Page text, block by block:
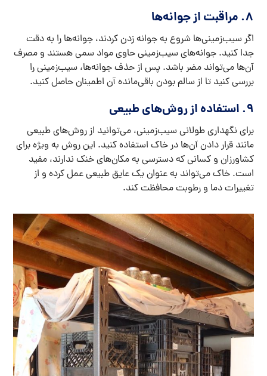
8. مراقبت از جوانه‌ها
اگر سیب‌زمینی‌ها شروع به جوانه زدن کردند، جوانه‌ها را به دقت
جدا کنید. جوانه‌های سیب‌زمینی حاوی مواد سمی هستند و مصرف
آن‌ها می‌تواند مضر باشد. پس از حذف جوانه‌ها، سیب‌زمینی را
بررسی کنید تا از سالم بودن باقی‌مانده آن اطمینان حاصل کنید.
9. استفاده از روش‌های طبیعی
برای نگهداری طولانی سیب‌زمینی، می‌توانید از روش‌های طبیعی
مانند قرار دادن آن‌ها در خاک استفاده کنید. این روش به ویژه برای
کشاورزان و کسانی که دسترسی به مکان‌های خنک ندارند، مفید
است. خاک می‌تواند به عنوان یک عایق طبیعی عمل کرده و از
تغییرات دما و رطوبت محافظت کند.